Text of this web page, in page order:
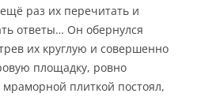
раз их перечитать и
ответы… Он обернулся
их круглую и совершенно
площадку, ровно
плиткой постоял,